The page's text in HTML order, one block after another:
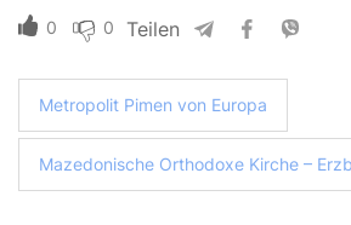
0 0 Teilen
Metropolit Pimen von Europa
Mazedonische Orthodoxe Kirche –